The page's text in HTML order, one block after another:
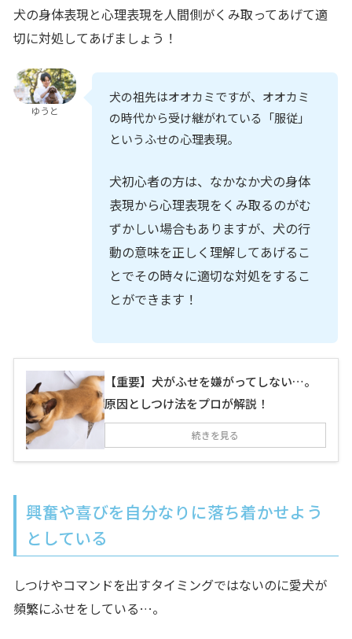
犬の身体表現と心理表現を人間側がくみ取ってあげて適
切に対処してあげましょう！
ゆうと
犬の祖先はオオカミですが、オオカミ
の時代から受け継がれている「服従」
というふせの心理表現。
犬初心者の方は、なかなか犬の身体
表現から心理表現をくみ取るのがむ
ずかしい場合もありますが、犬の行
動の意味を正しく理解してあげるこ
とでその時々に適切な対処をするこ
とができます！
【重要】犬がふせを嫌がってしない…。
原因としつけ法をプロが解説！
続きを見る
興奮や喜びを自分なりに落ち着かせよう
としている
しつけやコマンドを出すタイミングではないのに愛犬が
頻繁にふせをしている…。